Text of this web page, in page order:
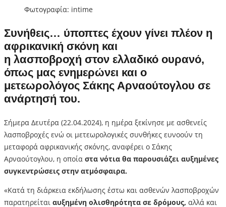
Φωτογραφία: intime
Συνήθεις… ύποπτες έχουν γίνει πλέον η
αφρικανική σκόνη και
η λασποβροχή στον ελλαδικό ουρανό,
όπως μας ενημερώνει και ο
μετεωρολόγος Σάκης Αρναούτογλου σε
ανάρτησή του.
Σήμερα Δευτέρα (22.04.2024), η ημέρα ξεκίνησε με ασθενείς
λασποβροχές ενώ οι μετεωρολογικές συνθήκες ευνοούν τη
μεταφορά αφρικανικής σκόνης, αναφέρει ο Σάκης
Αρναούτογλου, η οποία στα νότια θα παρουσιάζει αυξημένες
συγκεντρώσεις στην ατμόσφαιρα.
«Κατά τη διάρκεια εκδήλωσης έστω και ασθενών λασποβροχών
παρατηρείται αυξημένη ολισθηρότητα σε δρόμους, αλλά και